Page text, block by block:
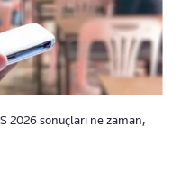
2026 sonuçları ne zaman,